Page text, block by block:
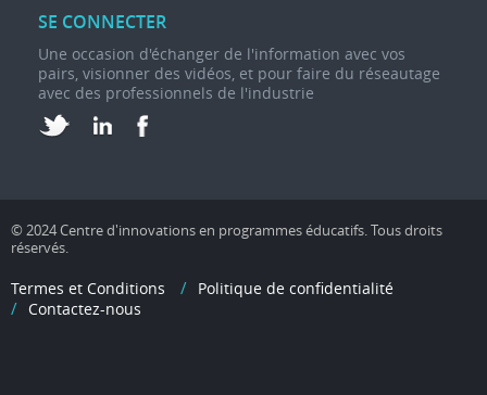
SE CONNECTER
Une occasion d'échanger de l'information avec vos
pairs, visionner des vidéos, et pour faire du réseautage
avec des professionnels de l'industrie
© 2024 Centre d'innovations en programmes éducatifs. Tous droits
réservés.
Termes et Conditions
Politique de confidentialité
Contactez-nous